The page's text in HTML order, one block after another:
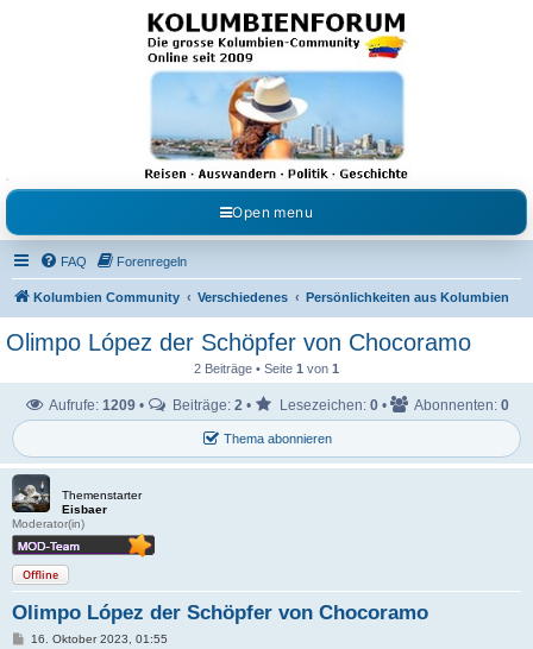
Kolumbienforum - Das
grosse Forum der
Freunde Kolumbiens
Reisen, Auswandern, Kultur, Politik, Geschichte und Visum in Kolumbien und Venezuela.
Austausch, Erfahrungen und Gemeinschaft im Kolumbienforum
Open menu
FAQ Forenregeln
Kolumbien Community Verschiedenes Persönlichkeiten aus Kolumbien
Olimpo López der Schöpfer von Chocoramo
2 Beiträge • Seite 1 von 1
Thema abonnieren
Aufrufe: 1209• Beiträge: 2 • Lesezeichen: 0• Abonnenten: 0
Themenstarter
Eisbaer
Moderator(in)
Offline
Olimpo López der Schöpfer von Chocoramo
B16. Oktober 2023, 01:55